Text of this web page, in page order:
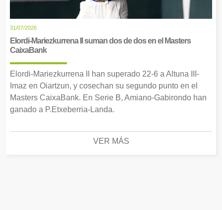
31/07/2026
Elordi-Mariezkurrena II suman dos de dos en el Masters
CaixaBank
Elordi-Mariezkurrena II han superado 22-6 a Altuna III-
Imaz en Oiartzun, y cosechan su segundo punto en el
Masters CaixaBank. En Serie B, Amiano-Gabirondo han
ganado a P.Etxeberria-Landa.
VER MÁS